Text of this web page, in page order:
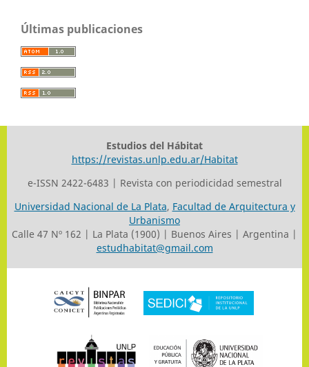
Últimas publicaciones
Estudios del Hábitat
https://revistas.unlp.edu.ar/Habitat
e-ISSN 2422-6483 | Revista con periodicidad semestral
Universidad Nacional de La Plata, Facultad de Arquitectura y
Urbanismo
Calle 47 Nº 162 | La Plata (1900) | Buenos Aires | Argentina |
estudhabitat@gmail.com